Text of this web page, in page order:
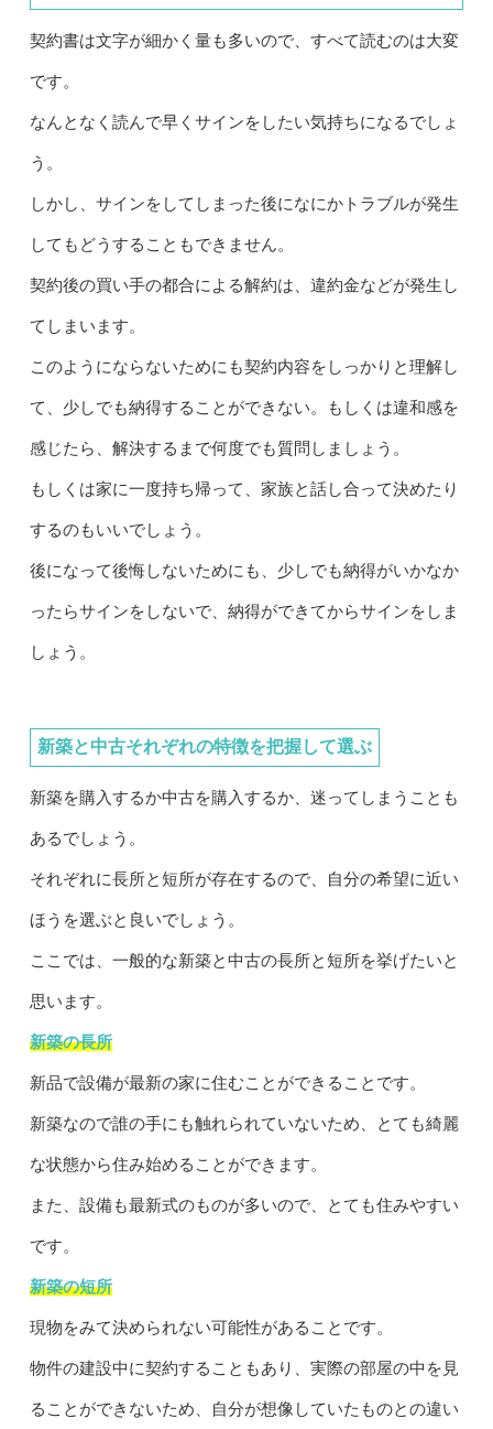
契約書は文字が細かく量も多いので、すべて読むのは大変
です。
なんとなく読んで早くサインをしたい気持ちになるでしょ
う。
しかし、サインをしてしまった後になにかトラブルが発生
してもどうすることもできません。
契約後の買い手の都合による解約は、違約金などが発生し
てしまいます。
このようにならないためにも契約内容をしっかりと理解し
て、少しでも納得することができない。もしくは違和感を
感じたら、解決するまで何度でも質問しましょう。
もしくは家に一度持ち帰って、家族と話し合って決めたり
するのもいいでしょう。
後になって後悔しないためにも、少しでも納得がいかなか
ったらサインをしないで、納得ができてからサインをしま
しょう。
新築と中古それぞれの特徴を把握して選ぶ
新築を購入するか中古を購入するか、迷ってしまうことも
あるでしょう。
それぞれに長所と短所が存在するので、自分の希望に近い
ほうを選ぶと良いでしょう。
ここでは、一般的な新築と中古の長所と短所を挙げたいと
思います。
新築の長所
新品で設備が最新の家に住むことができることです。
新築なので誰の手にも触れられていないため、とても綺麗
な状態から住み始めることができます。
また、設備も最新式のものが多いので、とても住みやすい
です。
新築の短所
現物をみて決められない可能性があることです。
物件の建設中に契約することもあり、実際の部屋の中を見
ることができないため、自分が想像していたものとの違い